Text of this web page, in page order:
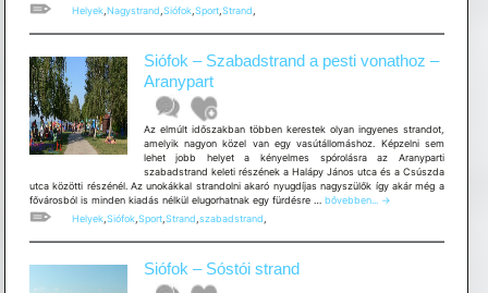
Balaton
Helyek, Nagystrand Siófok, Sport, Strand
Siófok – Szabadstrand a pesti vonathoz –
Aranypart
Az elmúlt időszakban többen kerestek olyan ingyenes strandot,
amelyik nagyon közel van egy vasútállomáshoz. Képzelni sem
lehet jobb helyet a kényelmes spórolásra az Aranyparti
szabadstrand keleti részének a Halápy János utca és a Csúszda
utca közötti részénél. Az unokákkal strandolni akaró nyugdíjas nagyszülők így akár még a
fővárosból is minden kiadás nélkül elugorhatnak egy fürdésre … Siófok
a
bővebben... →
Helyek, Siófok, Sport, Strand szabadstrand
Siófok – Sóstói strand